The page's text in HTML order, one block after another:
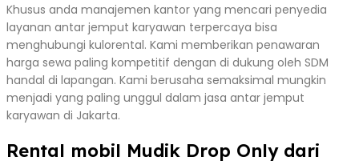
Khusus anda manajemen kantor yang mencari penyedia
layanan antar jemput karyawan terpercaya bisa
menghubungi kulorental. Kami memberikan penawaran
harga sewa paling kompetitif dengan di dukung oleh SDM
handal di lapangan. Kami berusaha semaksimal mungkin
menjadi yang paling unggul dalam jasa antar jemput
karyawan di Jakarta.
Rental mobil Mudik Drop Only dari